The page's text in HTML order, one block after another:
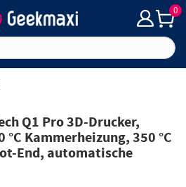
0
Q1 Pro 3D-Drucker,
Kammerheizung, 350 °C
End, automatische